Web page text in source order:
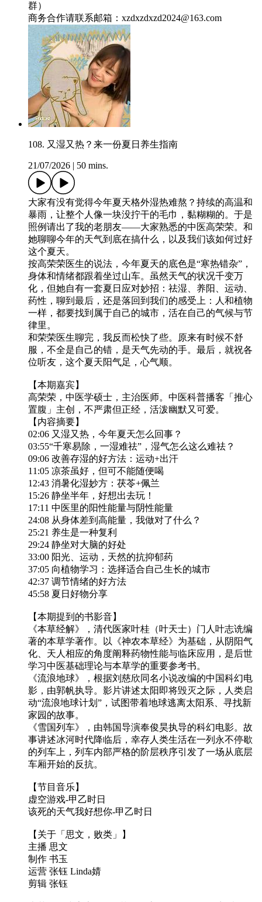
群）
商务合作请联系邮箱：xzdxzdxzd2024@163.com
108. 又湿又热？来一份夏日养生指南
21/07/2026 50 mins.
大家有没有觉得今年夏天格外湿热难熬？持续的高温和
暴雨，让整个人像一块没拧干的毛巾，黏糊糊的。于是
照例请出了我的老朋友——大家熟悉的中医高荣荣。和
她聊聊今年的天气到底在搞什么，以及我们该如何过好
这个夏天。
按高荣荣医生的说法，今年夏天的底色是“寒热错杂”，
身体和情绪都跟着坐过山车。虽然天气的状况千变万
化，但她自有一套夏日应对妙招：祛湿、养阳、运动、
药性，聊到最后，还是落回到我们的感受上：人和植物
一样，都要找到属于自己的城市，活在自己的气候与节
律里。
和荣荣医生聊完，我反而松快了些。原来有时候不舒
服，不全是自己的错，是天气先动的手。最后，就祝各
位听友，这个夏天阳气足，心气顺。
【本期嘉宾】
高荣荣，中医学硕士，主治医师。中医科普播客「推心
置腹」主创，不严肃但正经，活泼幽默又可爱。
【内容摘要】
02:06 又湿又热，今年夏天怎么回事？
03:55“千寒易除，一湿难祛”，湿气怎么这么难祛？
09:06 改善存湿的好方法：运动+出汗
11:05 凉茶虽好，但可不能随便喝
12:43 消暑化湿妙方：茯苓+佩兰
15:26 静坐半年，好想出去玩！
17:11 中医里的阳性能量与阴性能量
24:08 从身体差到高能量，我做对了什么？
25:21 养生是一种复利
29:24 静坐对大脑的好处
33:00 阳光、运动，天然的抗抑郁药
37:05 向植物学习：选择适合自己生长的城市
42:37 调节情绪的好方法
45:58 夏日好物分享
【本期提到的书影音】
《本草经解》，清代医家叶桂（叶天士）门人叶志诜编
著的本草学著作。以《神农本草经》为基础，从阴阳气
化、天人相应的角度阐释药物性能与临床应用，是后世
学习中医基础理论与本草学的重要参考书。
《流浪地球》，根据刘慈欣同名小说改编的中国科幻电
影，由郭帆执导。影片讲述太阳即将毁灭之际，人类启
动“流浪地球计划”，试图带着地球逃离太阳系、寻找新
家园的故事。
《雪国列车》，由韩国导演奉俊昊执导的科幻电影。故
事讲述冰河时代降临后，幸存人类生活在一列永不停歇
的列车上，列车内部严格的阶层秩序引发了一场从底层
车厢开始的反抗。
【节目音乐】
虚空游戏-甲乙时日
该死的天气我好想你-甲乙时日
【关于「思文，败类」】
主播 思文
制作 书玉
运营 张钰 Linda婧
剪辑 张钰